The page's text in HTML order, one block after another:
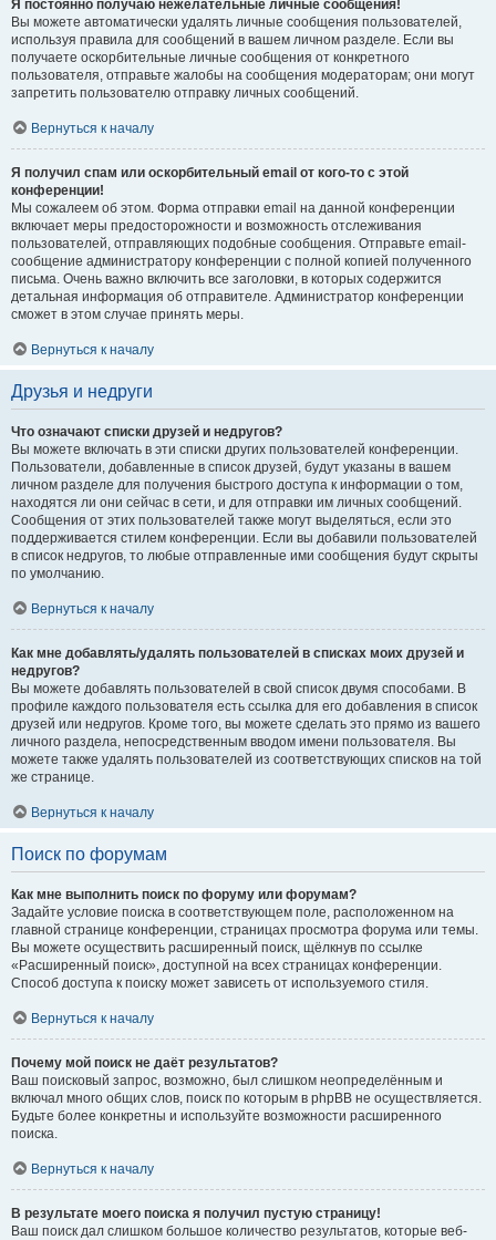
Я постоянно получаю нежелательные личные сообщения!
Вы можете автоматически удалять личные сообщения пользователей,
используя правила для сообщений в вашем личном разделе. Если вы
получаете оскорбительные личные сообщения от конкретного
пользователя, отправьте жалобы на сообщения модераторам; они могут
запретить пользователю отправку личных сообщений.
Вернуться к началу
Я получил спам или оскорбительный email от кого-то с этой
конференции!
Мы сожалеем об этом. Форма отправки email на данной конференции
включает меры предосторожности и возможность отслеживания
пользователей, отправляющих подобные сообщения. Отправьте email-
сообщение администратору конференции с полной копией полученного
письма. Очень важно включить все заголовки, в которых содержится
детальная информация об отправителе. Администратор конференции
сможет в этом случае принять меры.
Вернуться к началу
Друзья и недруги
Что означают списки друзей и недругов?
Вы можете включать в эти списки других пользователей конференции.
Пользователи, добавленные в список друзей, будут указаны в вашем
личном разделе для получения быстрого доступа к информации о том,
находятся ли они сейчас в сети, и для отправки им личных сообщений.
Сообщения от этих пользователей также могут выделяться, если это
поддерживается стилем конференции. Если вы добавили пользователей
в список недругов, то любые отправленные ими сообщения будут скрыты
по умолчанию.
Вернуться к началу
Как мне добавлять/удалять пользователей в списках моих друзей и
недругов?
Вы можете добавлять пользователей в свой список двумя способами. В
профиле каждого пользователя есть ссылка для его добавления в список
друзей или недругов. Кроме того, вы можете сделать это прямо из вашего
личного раздела, непосредственным вводом имени пользователя. Вы
можете также удалять пользователей из соответствующих списков на той
же странице.
Вернуться к началу
Поиск по форумам
Как мне выполнить поиск по форуму или форумам?
Задайте условие поиска в соответствующем поле, расположенном на
главной странице конференции, страницах просмотра форума или темы.
Вы можете осуществить расширенный поиск, щёлкнув по ссылке
«Расширенный поиск», доступной на всех страницах конференции.
Способ доступа к поиску может зависеть от используемого стиля.
Вернуться к началу
Почему мой поиск не даёт результатов?
Ваш поисковый запрос, возможно, был слишком неопределённым и
включал много общих слов, поиск по которым в phpBB не осуществляется.
Будьте более конкретны и используйте возможности расширенного
поиска.
Вернуться к началу
В результате моего поиска я получил пустую страницу!
Ваш поиск дал слишком большое количество результатов, которые веб-